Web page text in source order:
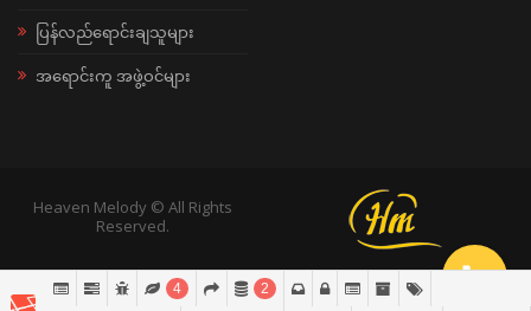
ပြန်လည်ရောင်းချသူများ
အရောင်းကူ အဖွဲ့ဝင်များ
Heaven Melody © All Rights
Reserved.
4 2